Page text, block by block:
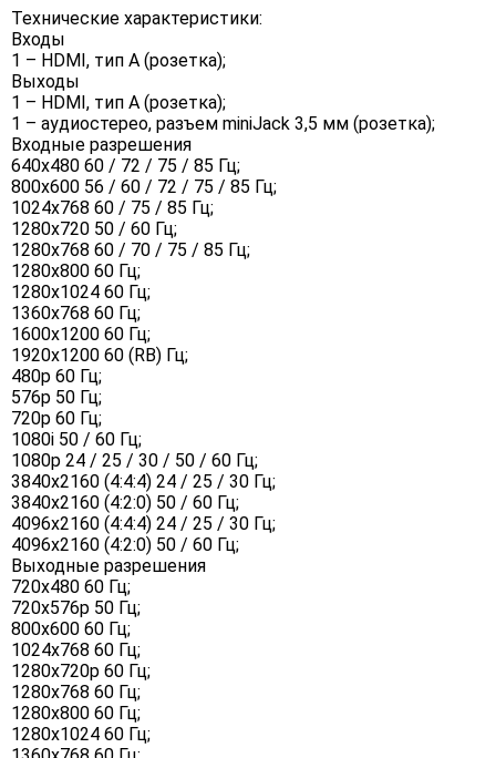
Технические характеристики:
Входы
1 – HDMI, тип А (розетка);
Выходы
1 – HDMI, тип A (розетка);
1 – аудиостерео, разъем miniJack 3,5 мм (розетка);
Входные разрешения
640x480 60 / 72 / 75 / 85 Гц;
800x600 56 / 60 / 72 / 75 / 85 Гц;
1024x768 60 / 75 / 85 Гц;
1280x720 50 / 60 Гц;
1280x768 60 / 70 / 75 / 85 Гц;
1280x800 60 Гц;
1280x1024 60 Гц;
1360x768 60 Гц;
1600x1200 60 Гц;
1920x1200 60 (RB) Гц;
480p 60 Гц;
576p 50 Гц;
720p 60 Гц;
1080i 50 / 60 Гц;
1080p 24 / 25 / 30 / 50 / 60 Гц;
3840x2160 (4:4:4) 24 / 25 / 30 Гц;
3840x2160 (4:2:0) 50 / 60 Гц;
4096x2160 (4:4:4) 24 / 25 / 30 Гц;
4096x2160 (4:2:0) 50 / 60 Гц;
Выходные разрешения
720x480 60 Гц;
720x576p 50 Гц;
800x600 60 Гц;
1024x768 60 Гц;
1280x720p 60 Гц;
1280x768 60 Гц;
1280x800 60 Гц;
1280x1024 60 Гц;